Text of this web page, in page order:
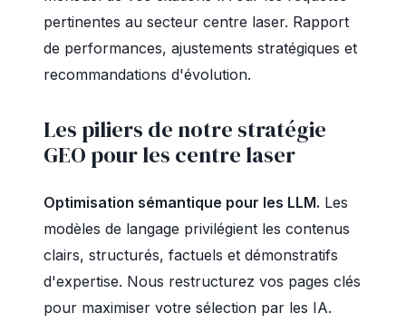
pertinentes au secteur centre laser. Rapport
de performances, ajustements stratégiques et
recommandations d'évolution.
Les piliers de notre stratégie
GEO pour les centre laser
Optimisation sémantique pour les LLM. Les
modèles de langage privilégient les contenus
clairs, structurés, factuels et démonstratifs
d'expertise. Nous restructurez vos pages clés
pour maximiser votre sélection par les IA.